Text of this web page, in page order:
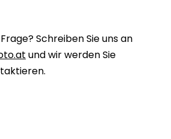
Schreiben Sie uns an
und wir werden Sie